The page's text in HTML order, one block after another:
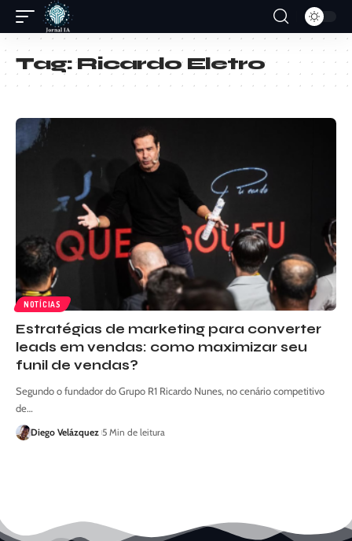
Tag:Ricardo Eletro
NOTÍCIAS
Estratégias de marketing para converter
leads em vendas: como maximizar seu
funil de vendas?
Segundo o fundador do Grupo R1 Ricardo Nunes, no cenário competitivo
de…
Diego Velázquez 5 Min de leitura